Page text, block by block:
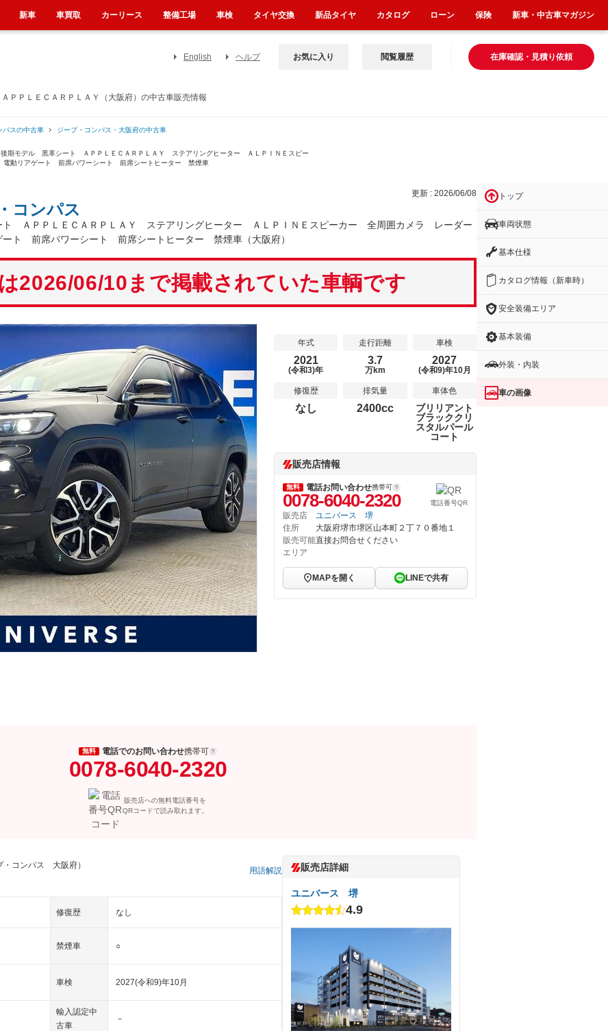
ＰＬＥＣＡＲＰＬＡＹ（大阪府）の中古車販売情報
English ヘルプ 在庫確認・見積り依頼
お気に入り 閲覧履歴
パスの中古車
ジープ・コンパス・大阪府の中古車
期モデル 黒革シート ＡＰＰＬＥＣＡＲＰＬＡＹ ステアリングヒーター ＡＬＰＩＮＥスピー
動リアゲート 前席パワーシート 前席シートヒーター 禁煙車
更新 : 2026/06/08
コンパス
ＡＰＰＬＥＣＡＲＰＬＡＹ ステアリングヒーター ＡＬＰＩＮＥスピーカー 全周囲カメラ レーダー
ト 前席パワーシート 前席シートヒーター 禁煙車（大阪府）
2026/06/10まで掲載されていた車輌です
年式
2021
(令和3)年
走行距離
3.7
万km
車検
2027
(令和9)年10月
修復歴
なし
排気量
2400cc
車体色
ブリリアント
ブラッククリ
スタルパール
コート
販売店情報
無料 電話お問い合わせ携帯可
0078-6040-2320 電話番号QR
販売店
ユニバース 堺
住所
大阪府堺市堺区山本町２丁７０番地１
販売可能
エリア
直接お問合せください
MAPを開く LINEで共有
無料 電話でのお問い合わせ携帯可
0078-6040-2320
販売店への無料電話番号を
QRコードで読み取れます。
・コンパス 大阪府）
用語解説
修復歴 なし
禁煙車 ○
車検 2027(令和9)年10月
輸入認定中
古車
－
販売店詳細
ユニバース 堺
4.9
トップ
車両状態
基本仕様
カタログ情報（新車時）
安全装備エリア
基本装備
外装・内装
車の画像
新車 車買取 カーリース 整備工場 車検 タイヤ交換 新品タイヤ カタログ ローン 保険 新車・中古車マガジン